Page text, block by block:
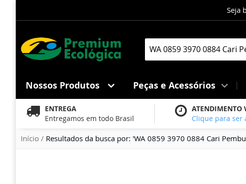
para
conteúdo
Seja
Nossos Produtos Peças e Acessórios
ENTREGA
Entregamos em todo Brasil
ATENDIMENTO
Clique para ser
Início Resultados da busca por: 'WA 0859 3970 0884 Cari